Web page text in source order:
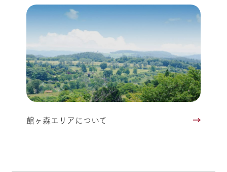
館ヶ森エリアについて